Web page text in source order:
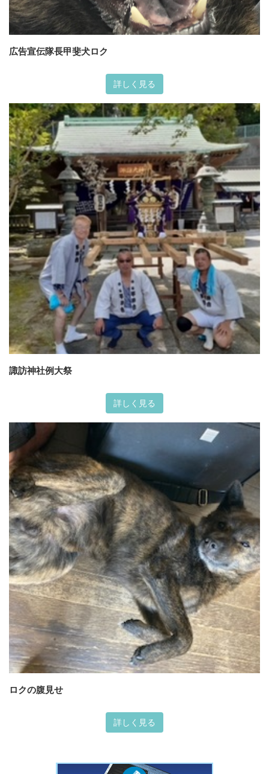
広告宣伝隊長甲斐犬ロク
詳しく見る
諏訪神社例大祭
詳しく見る
ロクの腹見せ
詳しく見る